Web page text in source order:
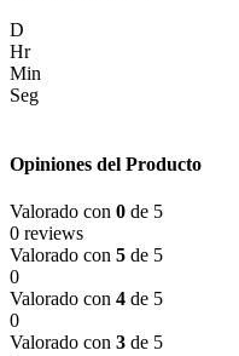
D
Hr
Min
Seg
Opiniones del Producto
Valorado con 0 de 5
0 reviews
Valorado con 5 de 5
0
Valorado con 4 de 5
0
Valorado con 3 de 5